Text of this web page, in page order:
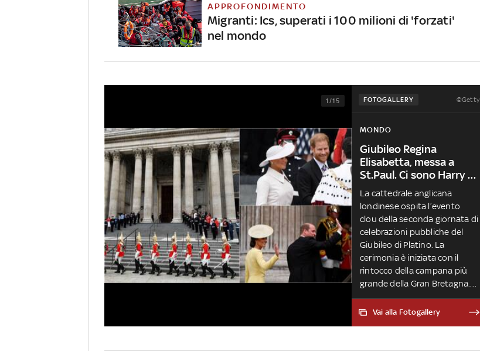
APPROFONDIMENTO
Migranti: Ics, superati i 100 milioni di 'forzati'
nel mondo
FOTOGALLERY ©Getty
1/15
MONDO
Giubileo Regina
Elisabetta, messa a
St.Paul. Ci sono Harry e
Meghan
La cattedrale anglicana
londinese ospita l’evento
clou della seconda giornata di
celebrazioni pubbliche del
Giubileo di Platino. La
cerimonia è iniziata con il
rintocco della campana più
grande della Gran Bretagna.
La sovrana ha dato forfait. Ci
sono invece Carlo, William e
Vai alla Fotogallery